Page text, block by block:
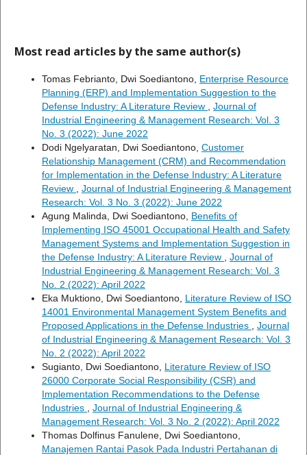
Most read articles by the same author(s)
Tomas Febrianto, Dwi Soediantono, Enterprise Resource
Planning (ERP) and Implementation Suggestion to the
Defense Industry: A Literature Review
Journal of
Industrial Engineering & Management Research: Vol. 3
No. 3 (2022): June 2022
Dodi Ngelyaratan, Dwi Soediantono, Customer
Relationship Management (CRM) and Recommendation
for Implementation in the Defense Industry: A Literature
Review
Journal of Industrial Engineering & Management
Research: Vol. 3 No. 3 (2022): June 2022
Agung Malinda, Dwi Soediantono, Benefits of
Implementing ISO 45001 Occupational Health and Safety
Management Systems and Implementation Suggestion in
the Defense Industry: A Literature Review
Journal of
Industrial Engineering & Management Research: Vol. 3
No. 2 (2022): April 2022
Eka Muktiono, Dwi Soediantono, Literature Review of ISO
14001 Environmental Management System Benefits and
Proposed Applications in the Defense Industries
Journal
of Industrial Engineering & Management Research: Vol. 3
No. 2 (2022): April 2022
Sugianto, Dwi Soediantono, Literature Review of ISO
26000 Corporate Social Responsibility (CSR) and
Implementation Recommendations to the Defense
Industries
Journal of Industrial Engineering &
Management Research: Vol. 3 No. 2 (2022): April 2022
Thomas Dolfinus Fanulene, Dwi Soediantono,
Manajemen Rantai Pasok Pada Industri Pertahanan di